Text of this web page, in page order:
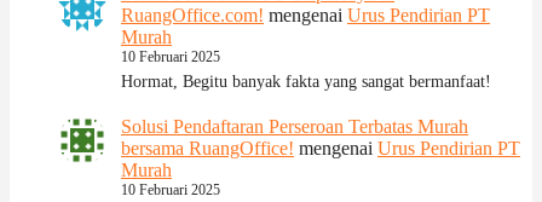
RuangOffice.com! mengenai Urus Pendirian PT
Murah
10 Februari 2025
Hormat, Begitu banyak fakta yang sangat bermanfaat!
Solusi Pendaftaran Perseroan Terbatas Murah
bersama RuangOffice! mengenai Urus Pendirian PT
Murah
10 Februari 2025